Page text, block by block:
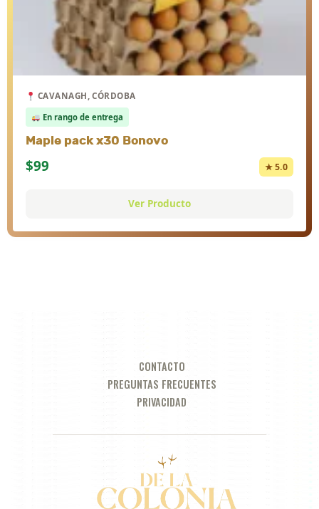
CAVANAGH, CÓRDOBA
En rango de entrega
Maple pack x30 Bonovo
$99 ★ 5.0
Ver Producto
CONTACTO
PREGUNTAS FRECUENTES
PRIVACIDAD